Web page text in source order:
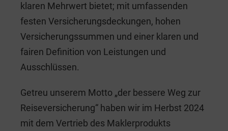
klaren Mehrwert bietet; mit umfassenden
festen Versicherungsdeckungen, hohen
Versicherungssummen und einer klaren und
fairen Definition von Leistungen und
Ausschlüssen.
Getreu unserem Motto „der bessere Weg zur
Reiseversicherung“ haben wir im Herbst 2024
mit dem Vertrieb des Maklerprodukts